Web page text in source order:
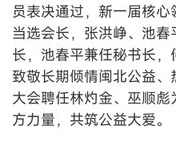
员表决通过，新一届核
当选会长，张洪峥、池
长，池春平兼任秘书长
致敬长期倾情闽北公益、
大会聘任林灼金、巫顺
方力量，共筑公益大爱。